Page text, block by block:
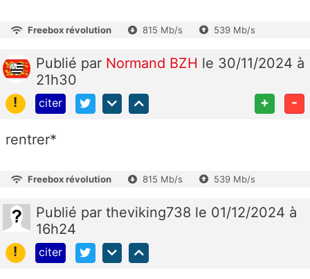
Freebox révolution 815 Mb/s 539 Mb/s
Publié par Normand BZH le 30/11/2024 à
21h30
!
citer + -
rentrer*
Freebox révolution 815 Mb/s 539 Mb/s
Publié par theviking738 le 01/12/2024 à
16h24
!
citer